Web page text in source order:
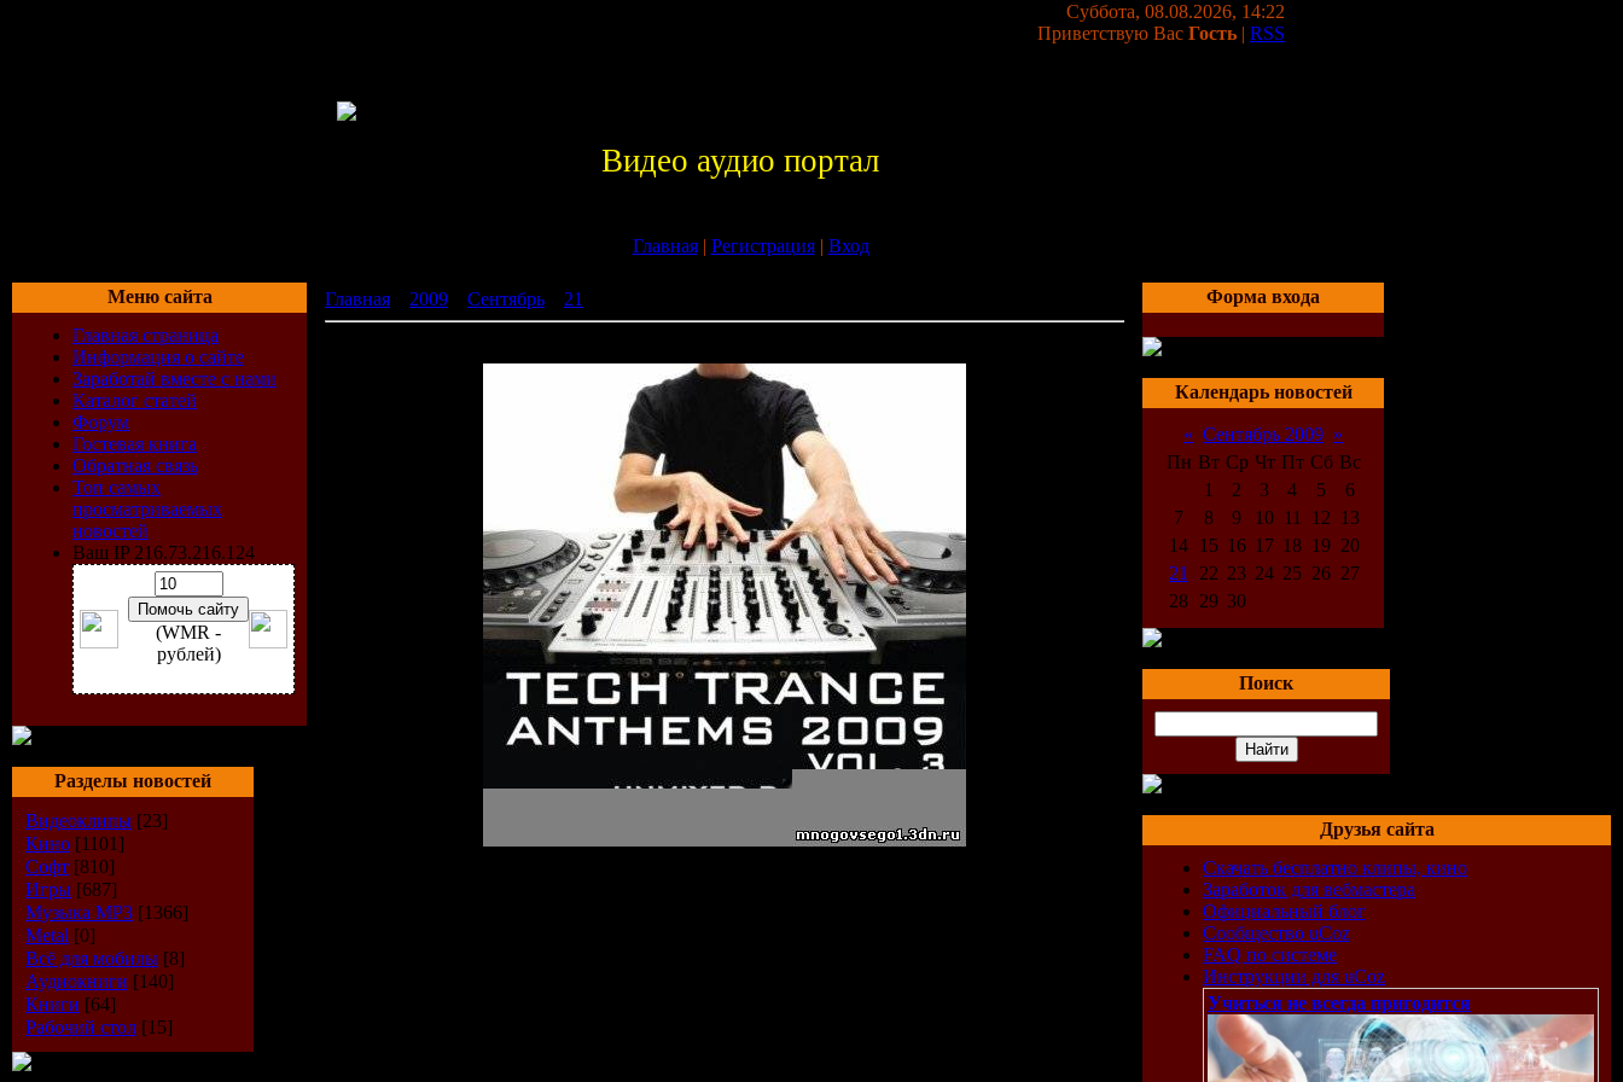
Суббота, 08.08.2026, 14:22
Приветствую Вас Гость | RSS
Видео аудио портал
Главная| Регистрация| Вход
Меню сайта
Главная страница
Информация о сайте
Заработай вместе с нами
Каталог статей
Форум
Гостевая книга
Обратная связь
Топ самых
просматриваемых
новостей
Ваш IP 216.73.216.124
(WMR -
рублей)
Разделы новостей
Видеоклипы [23]
Кино [1101]
Софт [810]
Игры [687]
Музыка МР3 [1366]
Metal [0]
Всё для мобилы [8]
Аудиокниги [140]
Книги [64]
Рабочий стол [15]
Главная 2009 Сентябрь 21 Форма входа
Календарь новостей
« Сентябрь 2009 »
Пн Вт Ср Чт Пт Сб Вс
1
2 3 4 5
6
7
8 9 10 11 12
13
14
15 16 17 18 19 20
21
22 23 24 25 26 27
28 29 30
Поиск
Друзья сайта
Скачать бесплатно клипы, кино
Заработок для вебмастера
Официальный блог
Сообщество uCoz
FAQ по системе
Инструкции для uCoz
Учиться не всегда пригодится